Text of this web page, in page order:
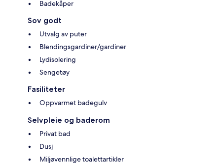
Badekåper
Sov godt
Utvalg av puter
Blendingsgardiner/gardiner
Lydisolering
Sengetøy
Fasiliteter
Oppvarmet badegulv
Selvpleie og baderom
Privat bad
Dusj
Miljøvennlige toalettartikler